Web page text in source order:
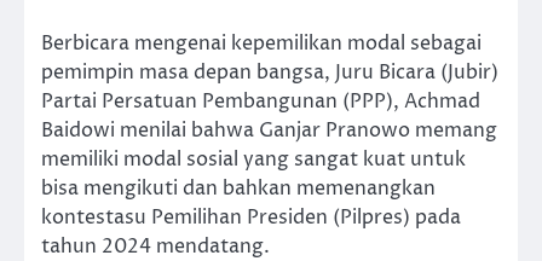
Berbicara mengenai kepemilikan modal sebagai
pemimpin masa depan bangsa, Juru Bicara (Jubir)
Partai Persatuan Pembangunan (PPP), Achmad
Baidowi menilai bahwa Ganjar Pranowo memang
memiliki modal sosial yang sangat kuat untuk
bisa mengikuti dan bahkan memenangkan
kontestasu Pemilihan Presiden (Pilpres) pada
tahun 2024 mendatang.